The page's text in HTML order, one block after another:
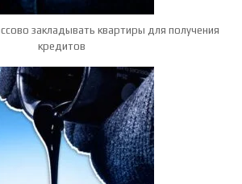
закладывать квартиры для получения
кредитов